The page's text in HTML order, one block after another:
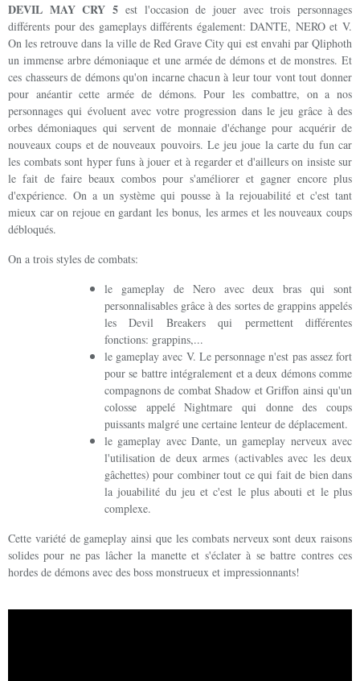
DEVIL MAY CRY 5 est l'occasion de jouer avec trois personnages
différents pour des gameplays différents également: DANTE, NERO et V.
On les retrouve dans la ville de Red Grave City qui est envahi par Qliphoth
un immense arbre démoniaque et une armée de démons et de monstres. Et
ces chasseurs de démons qu'on incarne chacun à leur tour vont tout donner
pour anéantir cette armée de démons. Pour les combattre, on a nos
personnages qui évoluent avec votre progression dans le jeu grâce à des
orbes démoniaques qui servent de monnaie d'échange pour acquérir de
nouveaux coups et de nouveaux pouvoirs. Le jeu joue la carte du fun car
les combats sont hyper funs à jouer et à regarder et d'ailleurs on insiste sur
le fait de faire beaux combos pour s'améliorer et gagner encore plus
d'expérience. On a un système qui pousse à la rejouabilité et c'est tant
mieux car on rejoue en gardant les bonus, les armes et les nouveaux coups
débloqués.
On a trois styles de combats:
le gameplay de Nero avec deux bras qui sont
personnalisables grâce à des sortes de grappins appelés
les Devil Breakers qui permettent différentes
fonctions: grappins,...
le gameplay avec V. Le personnage n'est pas assez fort
pour se battre intégralement et a deux démons comme
compagnons de combat Shadow et Griffon ainsi qu'un
colosse appelé Nightmare qui donne des coups
puissants malgré une certaine lenteur de déplacement.
le gameplay avec Dante, un gameplay nerveux avec
l'utilisation de deux armes (activables avec les deux
gâchettes) pour combiner tout ce qui fait de bien dans
la jouabilité du jeu et c'est le plus abouti et le plus
complexe.
Cette variété de gameplay ainsi que les combats nerveux sont deux raisons
solides pour ne pas lâcher la manette et s'éclater à se battre contres ces
hordes de démons avec des boss monstrueux et impressionnants!